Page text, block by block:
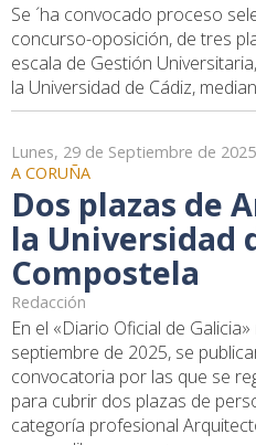
Se ´ha convocado proceso
concurso-oposición, de tres
escala de Gestión
la Universidad de Cádiz,
Lunes, 29 de Septiembre de 2025
A CORUÑA
Dos plazas de
la Universidad
Compostela
Redacción
En el «Diario Oficial de
septiembre de 2025, se
convocatoria por las que se
para cubrir dos plazas de
categoría profesional